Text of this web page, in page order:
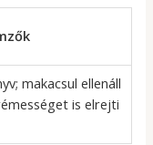
makacsul ellenáll
is elrejti